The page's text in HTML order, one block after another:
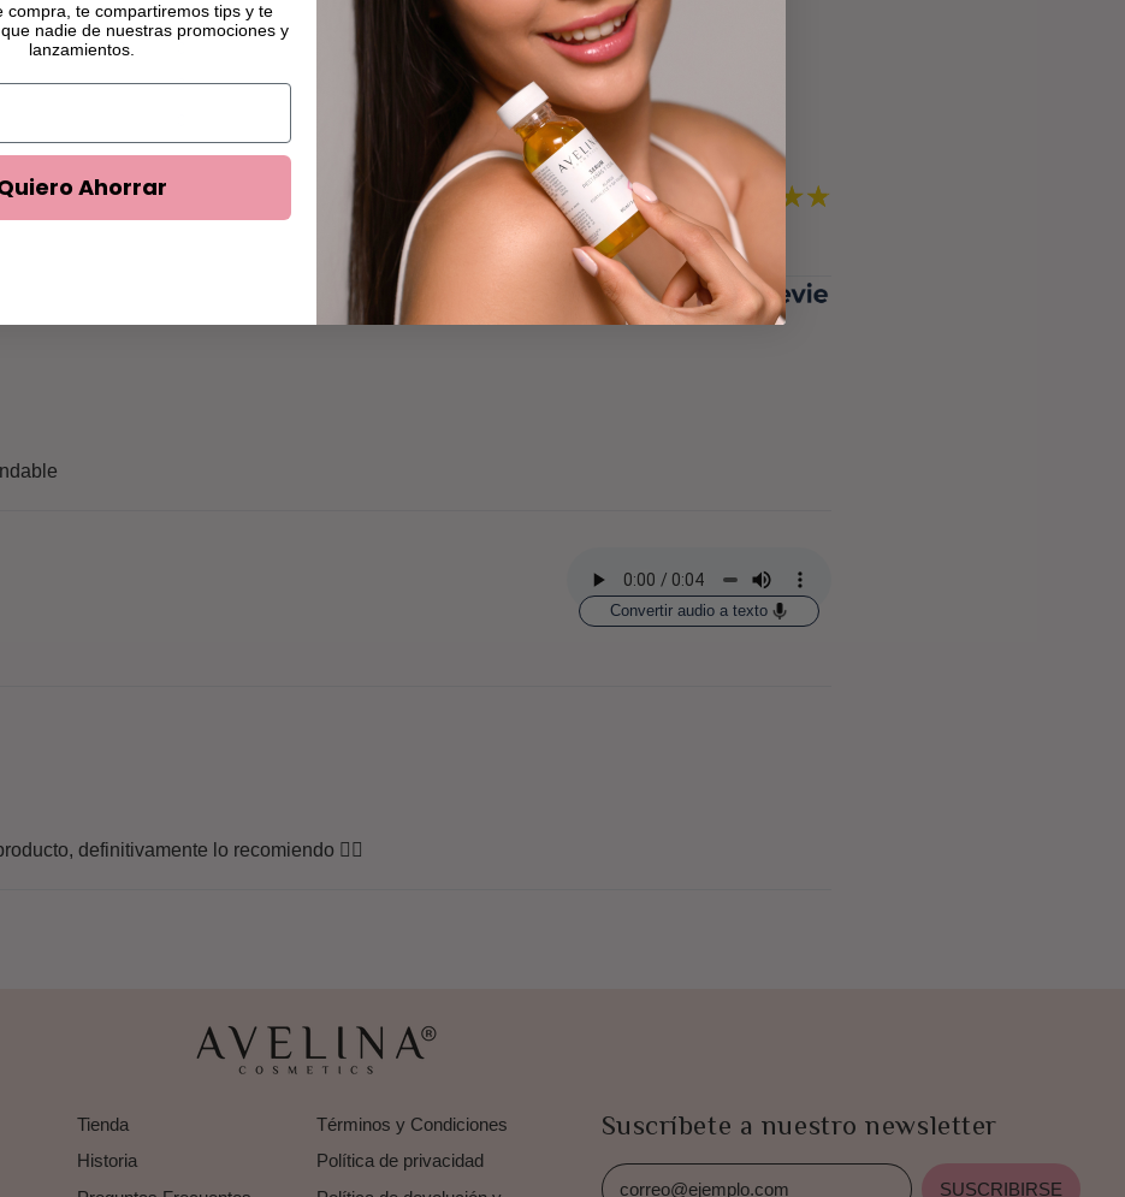
1
0
4.80
Reviews por Whatsapp by
Convertir audio a texto
definitivamente lo recomiendo 👌🏻
Tienda
Historia
Términos y Condiciones
Política de privacidad
Suscríbete a nuestro newsletter
SUSCRIBIRSE
compra, te compartiremos tips y te
nadie de nuestras promociones y
lanzamientos.
Ahorrar